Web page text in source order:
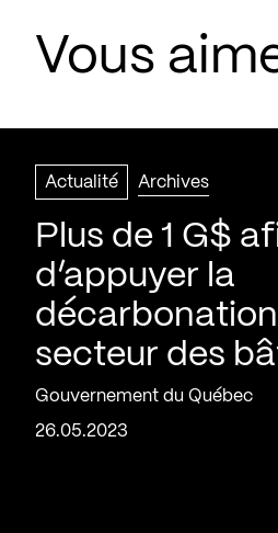
Vous
Actualité Archives
Plus de 1 G$
d’appuyer la
secteur des
Gouvernement du Québec
26.05.2023